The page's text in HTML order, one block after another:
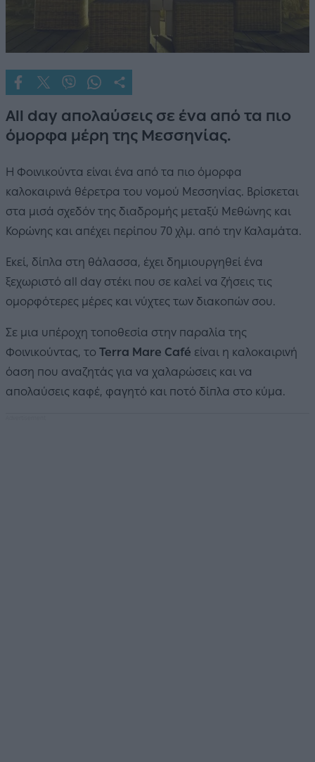
All day απολαύσεις σε ένα από τα πιο
όμορφα μέρη της Μεσσηνίας.
Η Φοινικούντα είναι ένα από τα πιο όμορφα
καλοκαιρινά θέρετρα του νομού Μεσσηνίας. Βρίσκεται
στα μισά σχεδόν της διαδρομής μεταξύ Μεθώνης και
Κορώνης και απέχει περίπου 70 χλμ. από την Καλαμάτα.
Εκεί, δίπλα στη θάλασσα, έχει δημιουργηθεί ένα
ξεχωριστό all day στέκι που σε καλεί να ζήσεις τις
ομορφότερες μέρες και νύχτες των διακοπών σου.
Σε μια υπέροχη τοποθεσία στην παραλία της
Φοινικούντας, το Terra Mare Café είναι η καλοκαιρινή
όαση που αναζητάς για να χαλαρώσεις και να
απολαύσεις καφέ, φαγητό και ποτό δίπλα στο κύμα.